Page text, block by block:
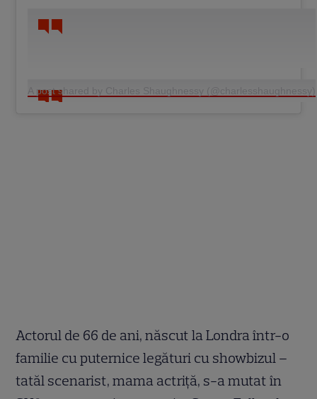
A post shared by Charles Shaughnessy (@charlesshaughnessy)
Actorul de 66 de ani, născut la Londra într-o
familie cu puternice legături cu showbizul –
tatăl scenarist, mama actriță, s-a mutat în